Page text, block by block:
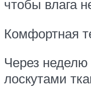
чтобы влага
Комфортная
Через
лоскутами